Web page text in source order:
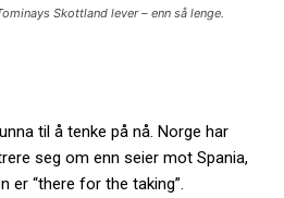
Skottland lever – enn så lenge.
til å tenke på nå. Norge har
seg om enn seier mot Spania,
er “there for the taking”.